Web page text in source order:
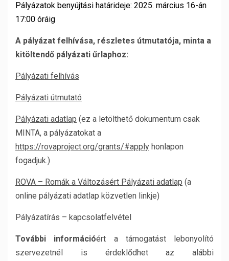
Pályázatok benyújtási határideje: 2025. március 16-án
17:00 óráig
A pályázat felhívása, részletes útmutatója, minta a
kitöltendő pályázati űrlaphoz:
Pályázati felhívás
Pályázati útmutató
Pályázati adatlap (ez a letölthető dokumentum csak
MINTA, a pályázatokat a
https://rovaproject.org/grants/#apply honlapon
fogadjuk.)
ROVA – Romák a Változásért Pályázati adatlap (a
online pályázati adatlap közvetlen linkje)
Pályázatírás – kapcsolatfelvétel
További információért a támogatást lebonyolító
szervezetnél is érdeklődhet az alábbi